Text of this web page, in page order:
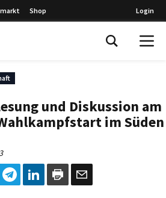
Shop Login
und Diskussion am
im Süden